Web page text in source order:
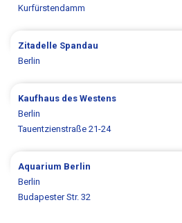
Kurfürstendamm
Zitadelle Spandau
Berlin
Kaufhaus des Westens
Berlin
Tauentzienstraße 21-24
Aquarium Berlin
Berlin
Budapester Str. 32